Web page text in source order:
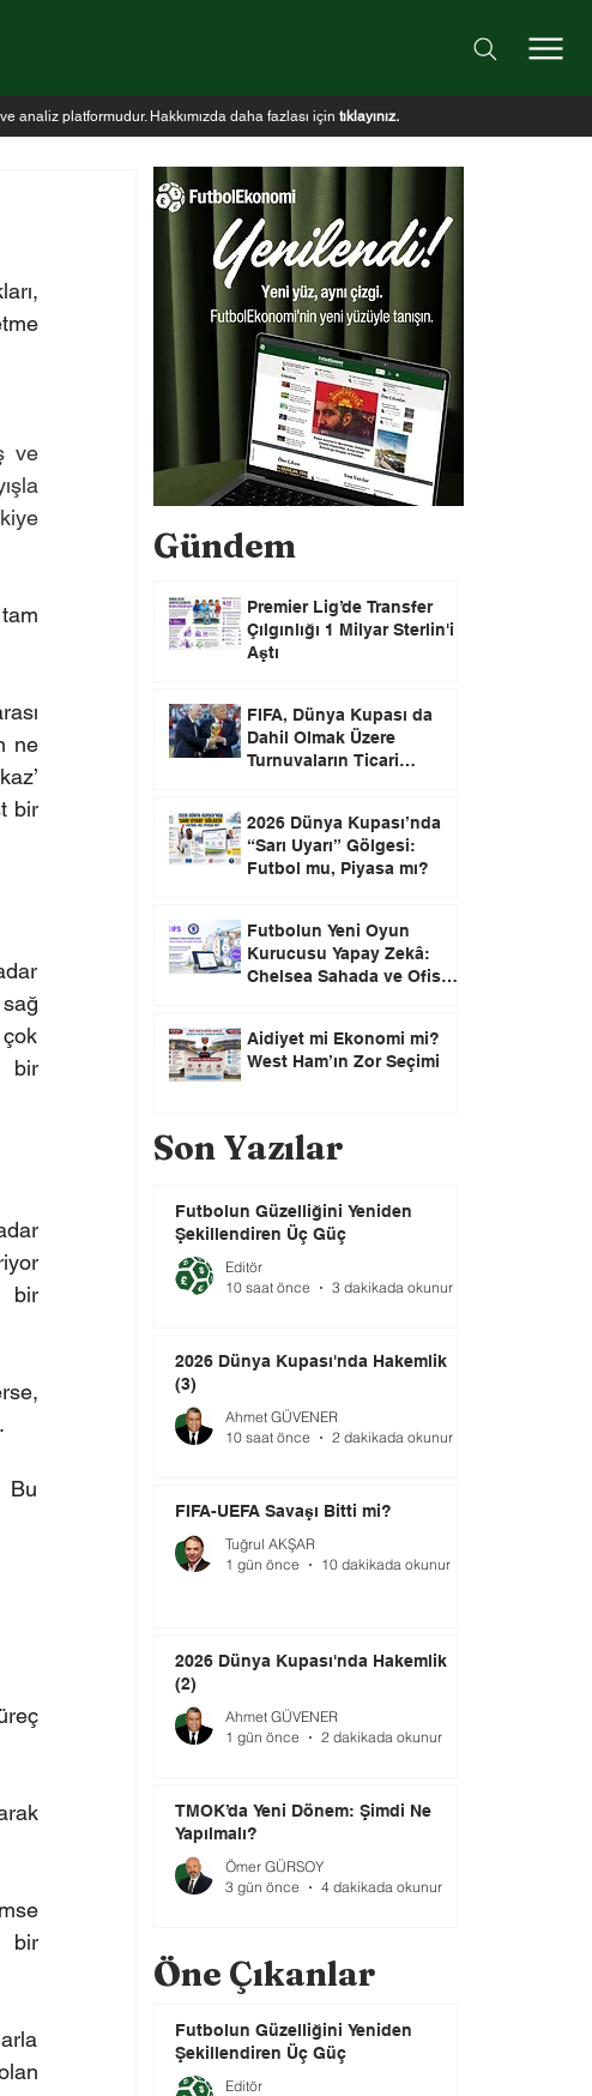
analiz platformudur. Hakkımızda daha fazlası için tıklayınız.
ve
ne
bir
bir
bir
Bu
bir
Gündem
Premier Lig’de Transfer
Çılgınlığı 1 Milyar Sterlin'i
Aştı
FIFA, Dünya Kupası da
Dahil Olmak Üzere
Turnuvaların Ticari
2026 Dünya Kupası’nda
“Sarı Uyarı” Gölgesi:
Futbol mu, Piyasa mı?
Futbolun Yeni Oyun
Kurucusu Yapay Zekâ:
Chelsea Sahada ve Ofiste
Aidiyet mi Ekonomi mi?
West Ham’ın Zor Seçimi
Son Yazılar
Futbolun Güzelliğini Yeniden
Şekillendiren Üç Güç
Editör
10 saat önce
3 dakikada okunur
2026 Dünya Kupası'nda Hakemlik
(3)
Ahmet GÜVENER
10 saat önce
2 dakikada okunur
FIFA-UEFA Savaşı Bitti mi?
Tuğrul AKŞAR
1 gün önce
10 dakikada okunur
2026 Dünya Kupası'nda Hakemlik
(2)
Ahmet GÜVENER
1 gün önce
2 dakikada okunur
TMOK’da Yeni Dönem: Şimdi Ne
Yapılmalı?
Ömer GÜRSOY
3 gün önce
4 dakikada okunur
Öne Çıkanlar
Futbolun Güzelliğini Yeniden
Şekillendiren Üç Güç
Editör